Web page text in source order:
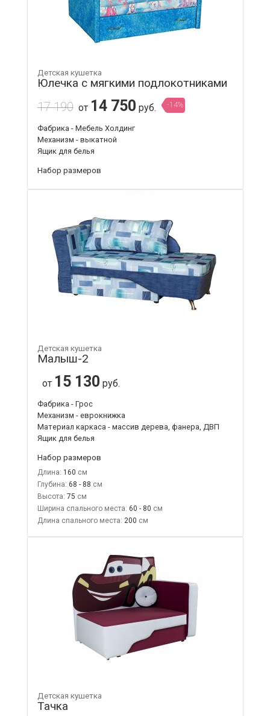
Детская кушетка
Юлечка с мягкими подлокотниками
17 190 от 14 750 руб. -14%
Фабрика - Мебель Холдинг
Механизм - выкатной
Ящик для белья
Набор размеров
Детская кушетка
Малыш-2
от 15 130 руб.
Фабрика - Грос
Механизм - еврокнижка
Материал каркаса - массив дерева, фанера, ДВП
Ящик для белья
Набор размеров
Длина: 160
Глубина: 68 - 88
Высота: 75
Ширина спального места: 60 - 80
Длина спального места: 200
Детская кушетка
Тачка